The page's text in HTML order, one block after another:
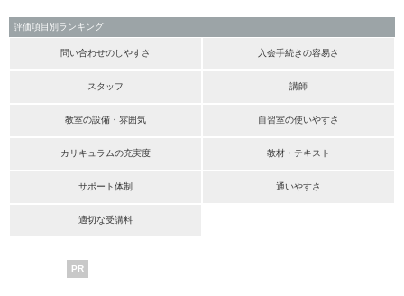
評価項目別ランキング
問い合わせのしやすさ 入会手続きの容易さ
スタッフ 講師
教室の設備・雰囲気 自習室の使いやすさ
カリキュラムの充実度 教材・テキスト
サポート体制 通いやすさ
適切な受講料
PR